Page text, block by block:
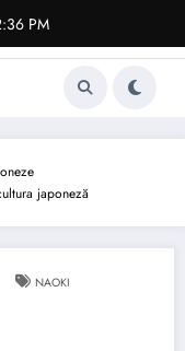
PM
japoneză
NAOKI